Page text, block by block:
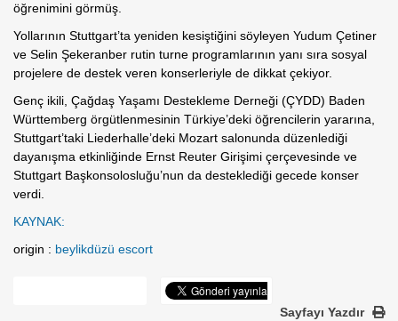
öğrenimini görmüş.
Yollarının Stuttgart’ta yeniden kesiştiğini söyleyen Yudum Çetiner
ve Selin Şekeranber rutin turne programlarının yanı sıra sosyal
projelere de destek veren konserleriyle de dikkat çekiyor.
Genç ikili, Çağdaş Yaşamı Destekleme Derneği (ÇYDD) Baden
Württemberg örgütlenmesinin Türkiye’deki öğrencilerin yararına,
Stuttgart’taki Liederhalle’deki Mozart salonunda düzenlediği
dayanışma etkinliğinde Ernst Reuter Girişimi çerçevesinde ve
Stuttgart Başkonsolosluğu’nun da desteklediği gecede konser
verdi.
KAYNAK:
origin : beylikdüzü escort
Sayfayı Yazdır